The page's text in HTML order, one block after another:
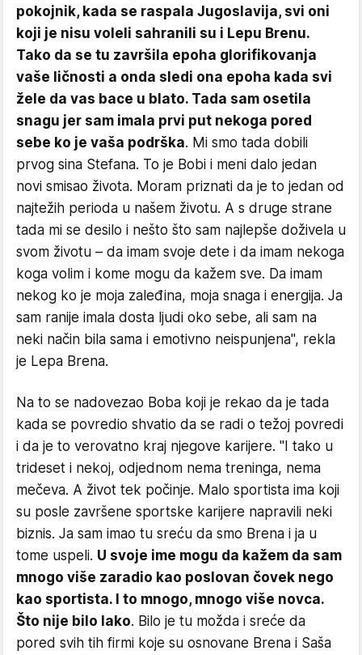
pokojnik, kada se raspala Jugoslavija, svi oni
koji je nisu voleli sahranili su i Lepu Brenu.
Tako da se tu završila epoha glorifikovanja
vaše ličnosti a onda sledi ona epoha kada svi
žele da vas bace u blato. Tada sam osetila
snagu jer sam imala prvi put nekoga pored
sebe ko je vaša podrška. Mi smo tada dobili
prvog sina Stefana. To je Bobi i meni dalo jedan
novi smisao života. Moram priznati da je to jedan od
najtežih perioda u našem životu. A s druge strane
tada mi se desilo i nešto što sam najlepše doživela u
svom životu – da imam svoje dete i da imam nekoga
koga volim i kome mogu da kažem sve. Da imam
nekog ko je moja zaleđina, moja snaga i energija. Ja
sam ranije imala dosta ljudi oko sebe, ali sam na
neki način bila sama i emotivno neispunjena", rekla
je Lepa Brena.
Na to se nadovezao Boba koji je rekao da je tada
kada se povredio shvatio da se radi o težoj povredi
i da je to verovatno kraj njegove karijere. "I tako u
trideset i nekoj, odjednom nema treninga, nema
mečeva. A život tek počinje. Malo sportista ima koji
su posle završene sportske karijere napravili neki
biznis. Ja sam imao tu sreću da smo Brena i ja u
tome uspeli. U svoje ime mogu da kažem da sam
mnogo više zaradio kao poslovan čovek nego
kao sportista. I to mnogo, mnogo više novca.
Što nije bilo lako. Bilo je tu možda i sreće da
pored svih tih firmi koje su osnovane Brena i Saša